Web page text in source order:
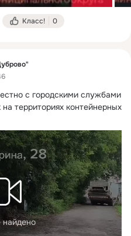
Класс! 0
с городскими службами
территориях контейнерных
найдено